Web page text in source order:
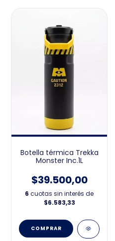
Botella térmica Trekka
Monster Inc.1L
$39.500,00
6 cuotas sin interés de
$6.583,33